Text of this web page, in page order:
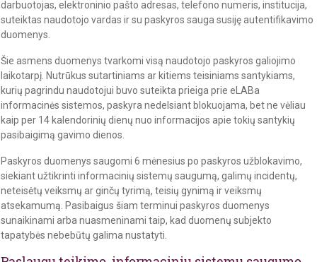
darbuotojas, elektroninio pašto adresas, telefono numeris, institucija,
suteiktas naudotojo vardas ir su paskyros sauga susiję autentifikavimo
duomenys.
Šie asmens duomenys tvarkomi visą naudotojo paskyros galiojimo
laikotarpį. Nutrūkus sutartiniams ar kitiems teisiniams santykiams,
kurių pagrindu naudotojui buvo suteikta prieiga prie eLABa
informacinės sistemos, paskyra nedelsiant blokuojama, bet ne vėliau
kaip per 14 kalendorinių dienų nuo informacijos apie tokių santykių
pasibaigimą gavimo dienos.
Paskyros duomenys saugomi 6 mėnesius po paskyros užblokavimo,
siekiant užtikrinti informacinių sistemų saugumą, galimų incidentų,
neteisėtų veiksmų ar ginčų tyrimą, teisių gynimą ir veiksmų
atsekamumą. Pasibaigus šiam terminui paskyros duomenys
sunaikinami arba nuasmeninami taip, kad duomenų subjekto
tapatybės nebebūtų galima nustatyti.